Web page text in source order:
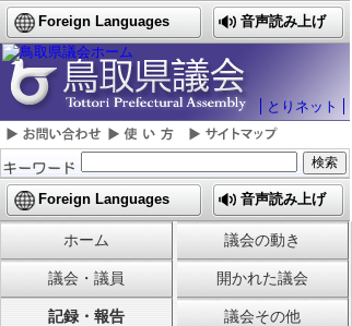
Foreign Languages 音声読み上げ
とりネット
Foreign Languages 音声読み上げ
ホーム 議会の動き
議会・議員 開かれた議会
記録・報告 議会その他